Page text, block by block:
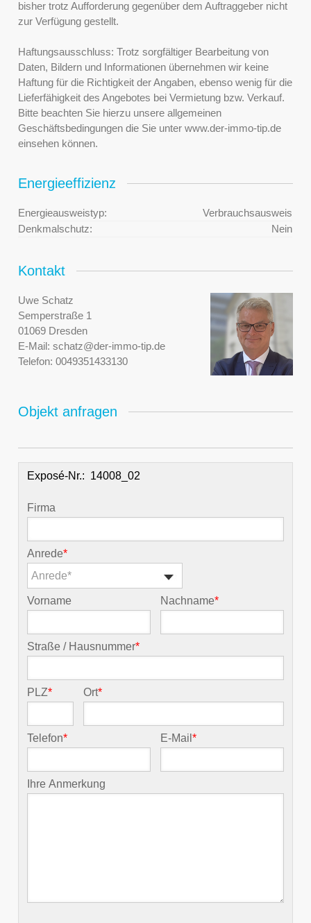
bisher trotz Aufforderung gegenüber dem Auftraggeber nicht
zur Verfügung gestellt.
Haftungsausschluss: Trotz sorgfältiger Bearbeitung von
Daten, Bildern und Informationen übernehmen wir keine
Haftung für die Richtigkeit der Angaben, ebenso wenig für die
Lieferfähigkeit des Angebotes bei Vermietung bzw. Verkauf.
Bitte beachten Sie hierzu unsere allgemeinen
Geschäftsbedingungen die Sie unter www.der-immo-tip.de
einsehen können.
Energieeffizienz
Energieausweistyp:
Verbrauchsausweis
Denkmalschutz:
Nein
Kontakt
Uwe Schatz
Semperstraße 1
01069 Dresden
E-Mail: schatz@der-immo-tip.de
Telefon: 0049351433130
Objekt anfragen
Exposé-Nr.:
Firma
Anrede*
Anrede*
Vorname Nachname*
Straße / Hausnummer*
PLZ* Ort*
Telefon* E-Mail*
Ihre Anmerkung